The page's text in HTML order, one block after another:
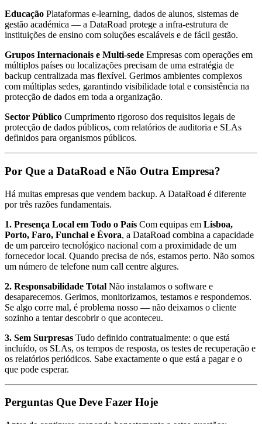
Educação Plataformas e-learning, dados de alunos, sistemas de
gestão académica — a DataRoad protege a infra-estrutura de
instituições de ensino com soluções escaláveis e de fácil gestão.
Grupos Internacionais e Multi-sede Empresas com operações em
múltiplos países ou localizações precisam de uma estratégia de
backup centralizada mas flexível. Gerimos ambientes complexos
com múltiplas sedes, garantindo visibilidade total e consistência na
protecção de dados em toda a organização.
Sector Público Cumprimento rigoroso dos requisitos legais de
protecção de dados públicos, com relatórios de auditoria e SLAs
definidos para organismos públicos.
Por Que a DataRoad e Não Outra Empresa?
Há muitas empresas que vendem backup. A DataRoad é diferente
por três razões fundamentais.
1. Presença Local em Todo o País Com equipas em Lisboa,
Porto, Faro, Funchal e Évora, a DataRoad combina a capacidade
de um parceiro tecnológico nacional com a proximidade de um
fornecedor local. Quando precisa de nós, estamos perto. Não somos
um número de telefone num call centre algures.
2. Responsabilidade Total Não instalamos o software e
desaparecemos. Gerimos, monitorizamos, testamos e respondemos.
Se algo corre mal, é problema nosso — não deixamos o cliente
sozinho a tentar descobrir o que aconteceu.
3. Sem Surpresas Tudo definido contratualmente: o que está
incluído, os SLAs, os tempos de resposta, os testes de recuperação e
os relatórios periódicos. Sabe exactamente o que está a pagar e o
que pode esperar.
Perguntas Que Deve Fazer Hoje